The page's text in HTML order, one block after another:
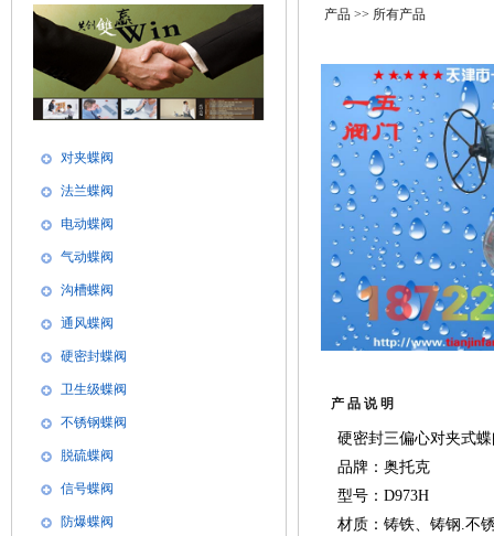
对夹蝶阀
法兰蝶阀
电动蝶阀
气动蝶阀
沟槽蝶阀
通风蝶阀
硬密封蝶阀
卫生级蝶阀
不锈钢蝶阀
脱硫蝶阀
信号蝶阀
防爆蝶阀
产品 >> 所有产品
产 品 说 明
硬密封三偏心对夹式蝶
品牌：奥托克
型号：D973H
材质：铸铁、铸钢.不